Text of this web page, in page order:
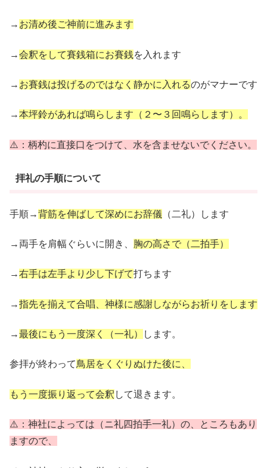
→ お清め後ご神前に進みます
→会釈をして賽銭箱にお賽銭を入れます
→ お賽銭は投げるのではなく静かに入れるのがマナーです
→本坪鈴があれば鳴らします（２〜３回鳴らします）。
⚠️：柄杓に直接口をつけて、水を含ませないでください。
拝礼の手順について
手順→背筋を伸ばして深めにお辞儀 （二礼）します
→両手を肩幅ぐらいに開き、 胸の高さで（二拍手）
→右手は左手より少し下げて打ちます
→指先を揃えて合唱、神様に感謝しながらお祈りをします
→最後にもう一度深く（一礼） します。
参拝が終わって鳥居をくぐりぬけた後に、
もう一度振り返って会釈 して退きます。
⚠️：神社によっては（ニ礼四拍手一礼）の、ところもあり
ますので、